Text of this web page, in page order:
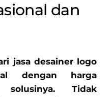
dan
jasa desainer logo
dengan harga
solusinya. Tidak